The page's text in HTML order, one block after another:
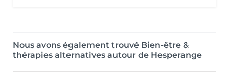
Nous avons également trouvé Bien-être &
thérapies alternatives autour de Hesperange